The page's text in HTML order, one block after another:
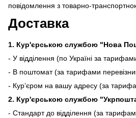
повідомлення з товарно-
Доставка
1. Кур'єрською службою "Нова
- У відділення (по Україні за
- В поштомат (за тарифами
- Кур’єром на вашу адресу (за
2. Кур'єрською службою
- Стандарт до відділення (за